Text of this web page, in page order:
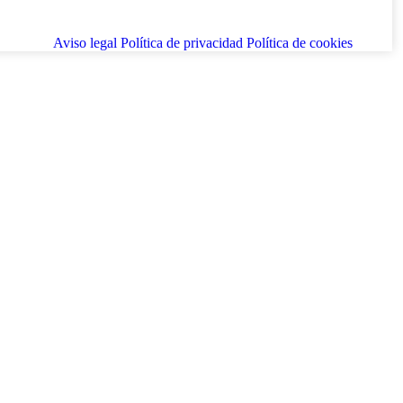
Aviso legal Política de privacidad Política de cookies